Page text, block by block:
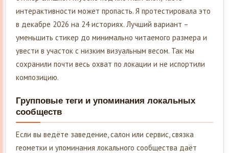
интерактивности может пропасть. Я протестировала это
в декабре 2026 на 24 историях. Лучший вариант –
уменьшить стикер до минимально читаемого размера и
увести в участок с низким визуальным весом. Так мы
сохранили почти весь охват по локации и не испортили
композицию.
Групповые теги и упоминания локальных
сообществ
Если вы ведёте заведение, салон или сервис, связка
геометки и упоминания локального сообщества даёт